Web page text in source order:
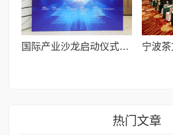
国际产业沙龙启动仪式暨“科技金融&工业智能”活动举办
热门文章